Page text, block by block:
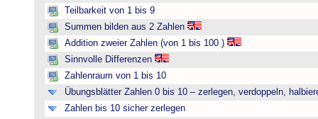
Teilbarkeit von 1 bis 9
Summen bilden aus 2 Zahlen
Addition zweier Zahlen (von 1 bis 100 )
Sinnvolle Differenzen
Zahlenraum von 1 bis 10
Übungsblätter Zahlen 0 bis 10 – zerlegen, verdoppeln,
Zahlen bis 10 sicher zerlegen